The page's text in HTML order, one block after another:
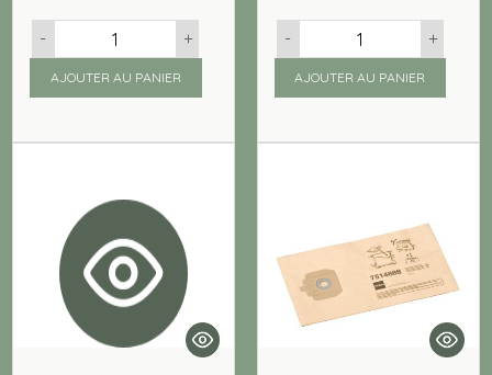
- +
AJOUTER AU PANIER
- +
AJOUTER AU PANIER